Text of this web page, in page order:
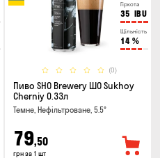
Гіркота
35 IBU
Щільність
14 %
(0)
Пиво SHO Brewery ШО Sukhoy
Cherniy 0.33л
Темне, Нефільтроване, 5.5°
79,50
грн за 1 шт